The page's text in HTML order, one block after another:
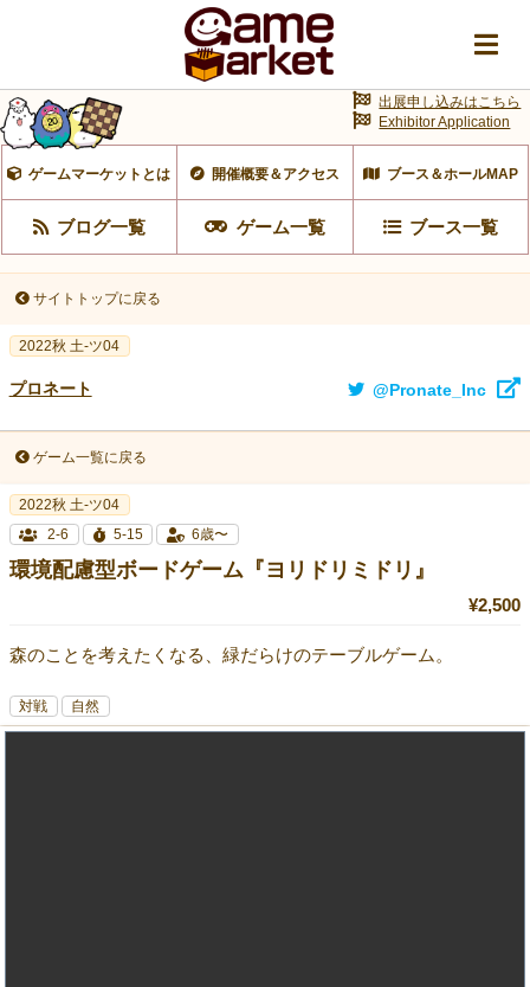
ゲームマーケットとは 開催概要＆アクセス ブース＆ホールMAP
ブログ一覧 ゲーム一覧 ブース一覧
出展申し込みはこちら
Exhibitor Application
サイトトップに戻る
2022秋 土-ツ04
プロネート @Pronate_Inc
ゲーム一覧に戻る
2022秋 土-ツ04
2-6
5-15 6歳〜
環境配慮型ボードゲーム『ヨリドリミドリ』
¥2,500
森のことを考えたくなる、緑だらけのテーブルゲーム。
対戦 自然